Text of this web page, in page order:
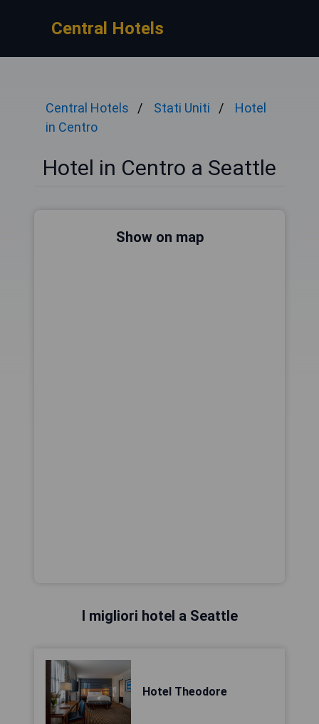
Central Hotels
Central Hotels Stati Uniti
Hotel
in Centro
Hotel in Centro a Seattle
Show on map
I migliori hotel a Seattle
Hotel Theodore